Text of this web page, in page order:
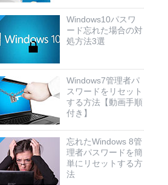
Windows10パスワ
ード忘れた場合の対
処方法3選
Windows7管理者パ
スワードをリセット
する方法【動画手順
付き】
忘れたWindows 8管
理者パスワードを簡
単にリセットする方
法